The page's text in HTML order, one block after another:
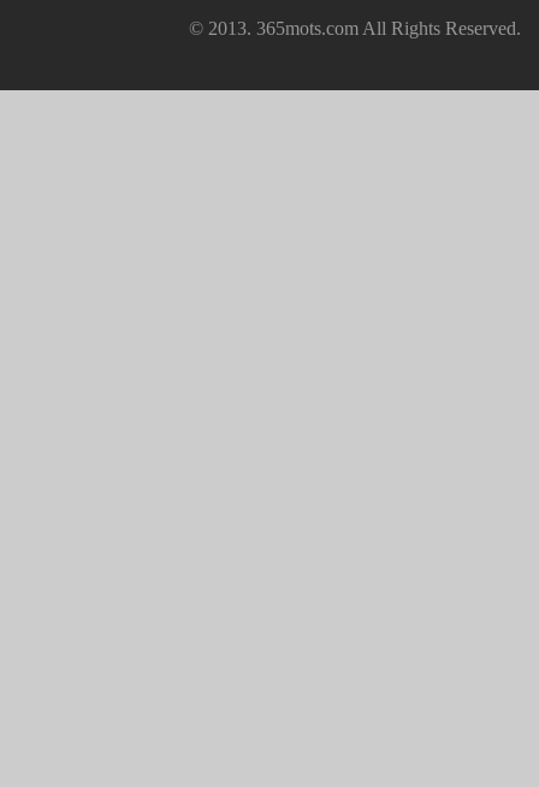
© 2013. 365mots.com All Rights Reserved.